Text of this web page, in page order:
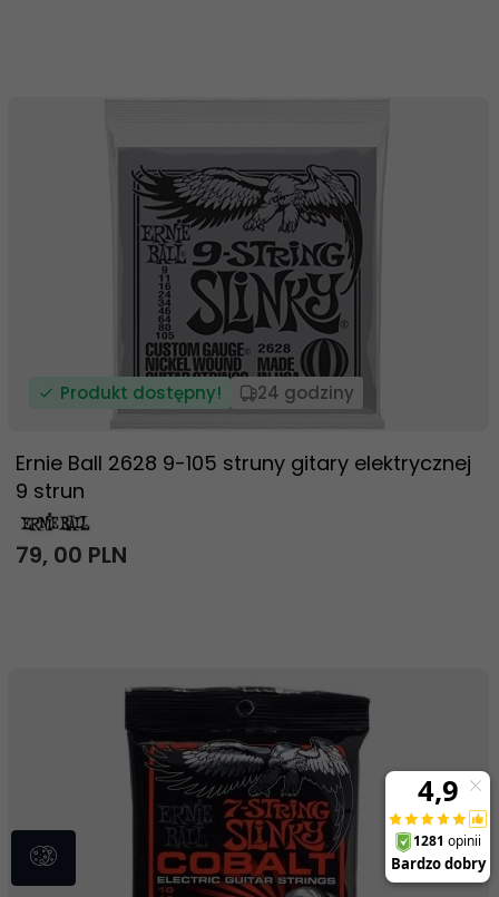
Produkt dostępny! 24 godziny
Ernie Ball 2628 9-105 struny gitary elektrycznej
9 strun
79, 00 PLN